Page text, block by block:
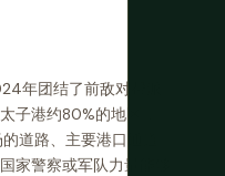
年团结了前敌对帮派
子港约80%的地区，
道路、主要港口通道
家警察或军队力量能够